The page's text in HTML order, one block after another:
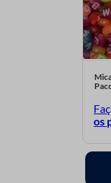
os